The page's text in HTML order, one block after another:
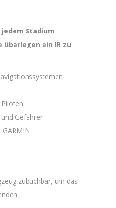
jedem Stadium
überlegen ein IR zu
Gefahren
zubuchbar, um das